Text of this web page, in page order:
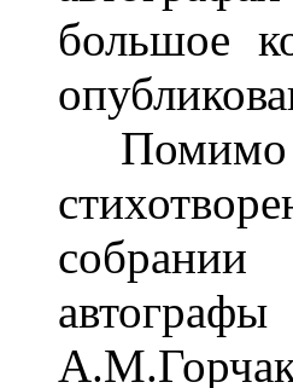
большое
Помимо